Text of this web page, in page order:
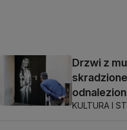
Drzwi z
KULTURA I